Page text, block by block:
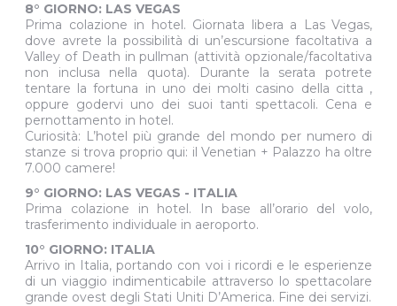
8° GIORNO: LAS VEGAS
Prima colazione in hotel. Giornata libera a Las Vegas,
dove avrete la possibilità di un’escursione facoltativa a
Valley of Death in pullman (attività opzionale/facoltativa
non inclusa nella quota). Durante la serata potrete
tentare la fortuna in uno dei molti casino della citta ,
oppure godervi uno dei suoi tanti spettacoli. Cena e
pernottamento in hotel.
Curiosità: L’hotel più grande del mondo per numero di
stanze si trova proprio qui: il Venetian + Palazzo ha oltre
7.000 camere!
9° GIORNO: LAS VEGAS - ITALIA
Prima colazione in hotel. In base all’orario del volo,
trasferimento individuale in aeroporto.
10° GIORNO: ITALIA
Arrivo in Italia, portando con voi i ricordi e le esperienze
di un viaggio indimenticabile attraverso lo spettacolare
grande ovest degli Stati Uniti D’America. Fine dei servizi.